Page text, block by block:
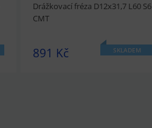
Drážkovací fréza D12x31,7 L60 S6
CMT
891 Kč SKLADEM